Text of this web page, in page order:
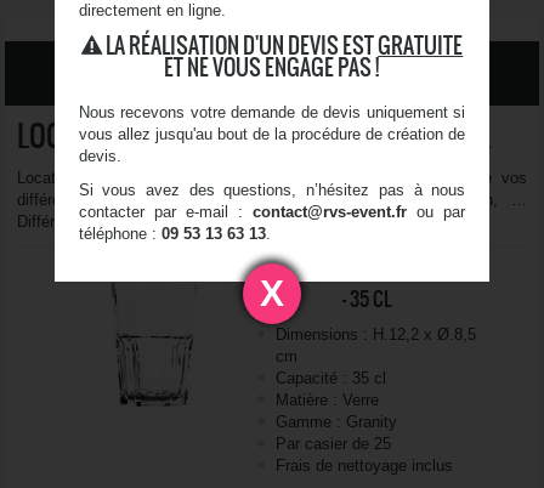
FILTRER LES RÉSULTATS
LOCATION DE VERRE À COCKTAIL & ALCOOL
Location de verres à cocktails et de shooters pour l'apéritif de vos
différents événements : mariage, anniversaire, soirée, salon, …
Différents modèles et tailles disponibles.
VERRE À COCKTAIL - GRANITY
- 35 CL
Dimensions : H.12,2 x Ø.8,5
cm
Capacité : 35 cl
Matière : Verre
Gamme : Granity
Par casier de 25
Frais de nettoyage inclus
X
directement en ligne.
LA RÉALISATION D'UN DEVIS ESTGRATUITE
ET NE VOUS ENGAGE PAS !
Nous recevons votre demande de devis uniquement si
vous allez jusqu'au bout de la procédure de création de
devis.
Si vous avez des questions, n’hésitez pas à nous
contacter par e-mail :contact@rvs-event.fr ou par
téléphone : 09 53 13 63 13.